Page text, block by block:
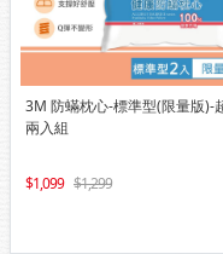
3M 防蟎枕心-標準型(限量版)-
兩入組
1,099 1,299